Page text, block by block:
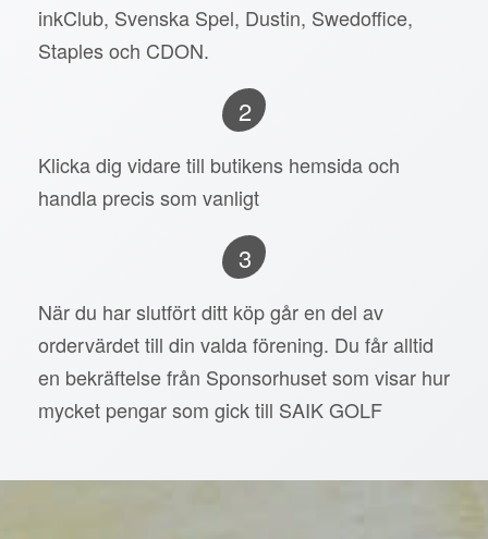
inkClub, Svenska Spel, Dustin, Swedoffice,
Staples och CDON.
2
Klicka dig vidare till butikens hemsida och
handla precis som vanligt
3
När du har slutfört ditt köp går en del av
ordervärdet till din valda förening. Du får alltid
en bekräftelse från Sponsorhuset som visar hur
mycket pengar som gick till SAIK GOLF